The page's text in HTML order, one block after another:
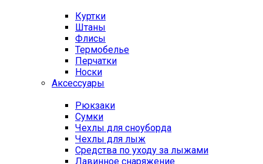
Куртки
Штаны
Флисы
Термобелье
Перчатки
Носки
Аксессуары
Рюкзаки
Сумки
Чехлы для сноуборда
Чехлы для лыж
Средства по уходу за лыжами
Лавинное снаряжение